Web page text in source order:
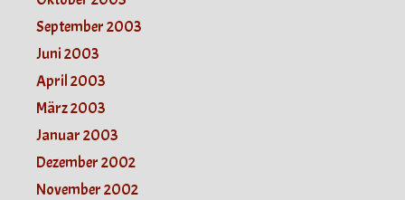
September 2003
Juni 2003
April 2003
März 2003
Januar 2003
Dezember 2002
November 2002